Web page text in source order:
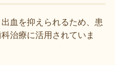
血を抑えられるため、患
治療に活用されていま